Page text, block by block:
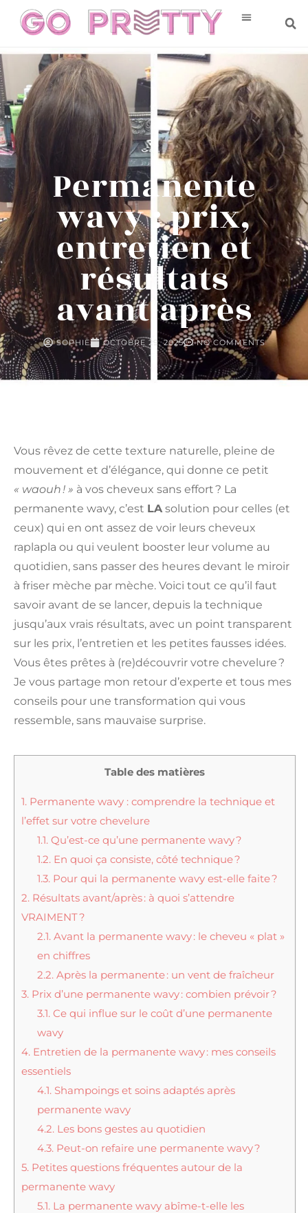
Permanente
wavy : prix,
entretien et
résultats
avant/après
SOPHIE OCTOBRE 29, 2025 NO COMMENTS
Vous rêvez de cette texture naturelle, pleine de
mouvement et d’élégance, qui donne ce petit
« waouh ! » à vos cheveux sans effort ? La
permanente wavy, c’est LAsolution pour celles (et
ceux) qui en ont assez de voir leurs cheveux
raplapla ou qui veulent booster leur volume au
quotidien, sans passer des heures devant le miroir
à friser mèche par mèche. Voici tout ce qu’il faut
savoir avant de se lancer, depuis la technique
jusqu’aux vrais résultats, avec un point transparent
sur les prix, l’entretien et les petites fausses idées.
Vous êtes prêtes à (re)découvrir votre chevelure ?
Je vous partage mon retour d’experte et tous mes
conseils pour une transformation qui vous
ressemble, sans mauvaise surprise.
Table des matières
1. Permanente wavy : comprendre la technique et
l’effet sur votre chevelure
1.1. Qu’est-ce qu’une permanente wavy ?
1.2. En quoi ça consiste, côté technique ?
1.3. Pour qui la permanente wavy est-elle faite ?
2. Résultats avant/après : à quoi s’attendre
VRAIMENT ?
2.1. Avant la permanente wavy : le cheveu « plat »
en chiffres
2.2. Après la permanente : un vent de fraîcheur
3. Prix d’une permanente wavy : combien prévoir ?
3.1. Ce qui influe sur le coût d’une permanente
wavy
4. Entretien de la permanente wavy : mes conseils
essentiels
4.1. Shampoings et soins adaptés après
permanente wavy
4.2. Les bons gestes au quotidien
4.3. Peut-on refaire une permanente wavy ?
5. Petites questions fréquentes autour de la
permanente wavy
5.1. La permanente wavy abîme-t-elle les